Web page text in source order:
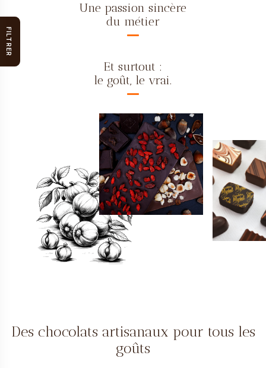
FILTRER
Une passion sincère
du métier
Et surtout :
le goût, le vrai.
Des chocolats artisanaux pour tous les
goûts